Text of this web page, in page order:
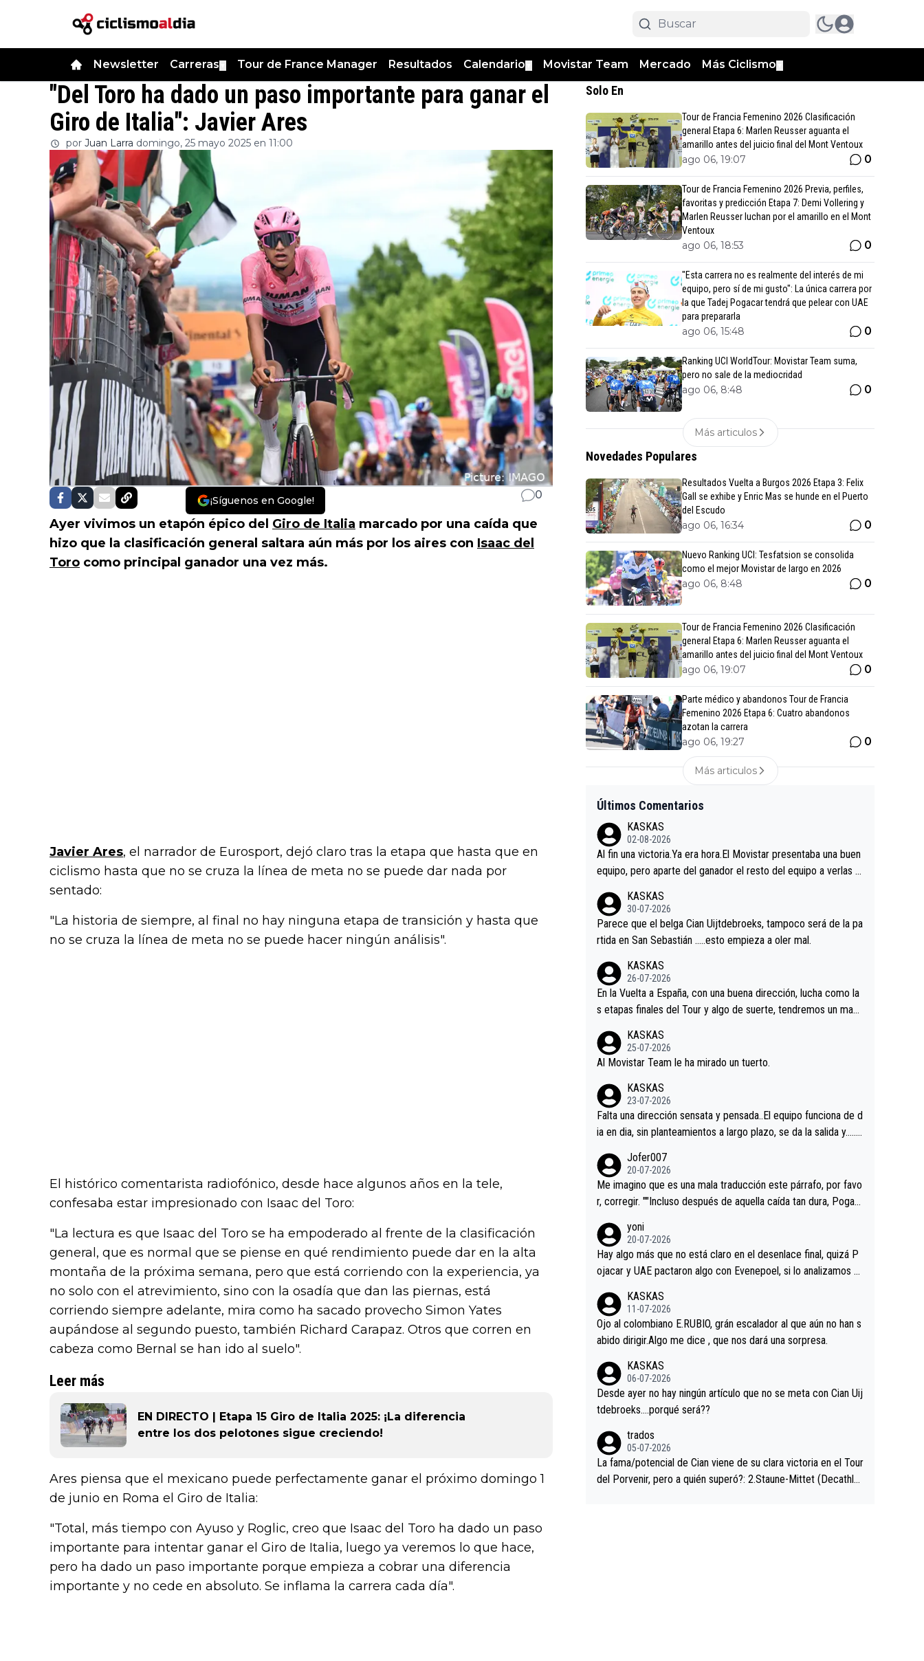
Newsletter Carreras Tour de France Manager Resultados Calendario Movistar Team Mercado Más Ciclismo
"Del Toro ha dado un paso importante para ganar el
Giro de Italia": Javier Ares
por Juan Larra domingo, 25 mayo 2025 en 11:00
¡Síguenos en Google! 0
Ayer vivimos un etapón épico del Giro de Italia marcado por una caída que
hizo que la clasificación general saltara aún más por los aires con Isaac del
Toro como principal ganador una vez más.
Javier Ares, el narrador de Eurosport, dejó claro tras la etapa que hasta que en
ciclismo hasta que no se cruza la línea de meta no se puede dar nada por
sentado:
"La historia de siempre, al final no hay ninguna etapa de transición y hasta que
no se cruza la línea de meta no se puede hacer ningún análisis".
El histórico comentarista radiofónico, desde hace algunos años en la tele,
confesaba estar impresionado con Isaac del Toro:
"La lectura es que Isaac del Toro se ha empoderado al frente de la clasificación
general, que es normal que se piense en qué rendimiento puede dar en la alta
montaña de la próxima semana, pero que está corriendo con la experiencia, ya
no solo con el atrevimiento, sino con la osadía que dan las piernas, está
corriendo siempre adelante, mira como ha sacado provecho Simon Yates
aupándose al segundo puesto, también Richard Carapaz. Otros que corren en
cabeza como Bernal se han ido al suelo".
Leer más
EN DIRECTO | Etapa 15 Giro de Italia 2025: ¡La diferencia
entre los dos pelotones sigue creciendo!
Ares piensa que el mexicano puede perfectamente ganar el próximo domingo 1
de junio en Roma el Giro de Italia:
"Total, más tiempo con Ayuso y Roglic, creo que Isaac del Toro ha dado un paso
importante para intentar ganar el Giro de Italia, luego ya veremos lo que hace,
pero ha dado un paso importante porque empieza a cobrar una diferencia
importante y no cede en absoluto. Se inflama la carrera cada día".
Solo En
Tour de Francia Femenino 2026 Clasificación
general Etapa 6: Marlen Reusser aguanta el
amarillo antes del juicio final del Mont Ventoux
ago 06, 19:07 0
Tour de Francia Femenino 2026 Previa, perfiles,
favoritas y predicción Etapa 7: Demi Vollering y
Marlen Reusser luchan por el amarillo en el Mont
Ventoux
ago 06, 18:53 0
"Esta carrera no es realmente del interés de mi
equipo, pero sí de mi gusto": La única carrera por
la que Tadej Pogacar tendrá que pelear con UAE
para prepararla
ago 06, 15:48 0
Ranking UCI WorldTour: Movistar Team suma,
pero no sale de la mediocridad
ago 06, 8:48 0
Más articulos
Novedades Populares
Resultados Vuelta a Burgos 2026 Etapa 3: Felix
Gall se exhibe y Enric Mas se hunde en el Puerto
del Escudo
ago 06, 16:34 0
Nuevo Ranking UCI: Tesfatsion se consolida
como el mejor Movistar de largo en 2026
ago 06, 8:48 0
Tour de Francia Femenino 2026 Clasificación
general Etapa 6: Marlen Reusser aguanta el
amarillo antes del juicio final del Mont Ventoux
ago 06, 19:07 0
Parte médico y abandonos Tour de Francia
Femenino 2026 Etapa 6: Cuatro abandonos
azotan la carrera
ago 06, 19:27 0
Más articulos
Últimos Comentarios
KASKAS
02-08-2026
Al fin una victoria.Ya era hora.El Movistar presentaba una buen
equipo, pero aparte del ganador el resto del equipo a verlas v
es.La única buena noticia es la mejoría de Enric Más en San S
ebastian.Si en la Vuelta a Burgos sigue la mejoría, podríamos t
ener alguna sorpresa en la Vuelta.Ojalá.
KASKAS
30-07-2026
Parece que el belga Cian Uijtdebroeks, tampoco será de la pa
rtida en San Sebastián …..esto empieza a oler mal.
KASKAS
26-07-2026
En la Vuelta a España, con una buena dirección, lucha como la
s etapas finales del Tour y algo de suerte, tendremos un magn
KASKAS
25-07-2026
Al Movistar Team le ha mirado un tuerto.
KASKAS
23-07-2026
Falta una dirección sensata y pensada..El equipo funciona de d
ia en dia, sin planteamientos a largo plazo, se da la salida y…..v
a, Minguez, Velez etc etc.Me da pena vivir estos momentos t
an tristes sin victorias.
Jofer007
20-07-2026
Me imagino que es una mala traducción este párrafo, por favo
r, corregir. ""Incluso después de aquella caída tan dura, Pogac
rd permaneció pegado a su rueda. Parecía increíble la forma
en la que era capaz de controlar el miedo", recordó."
yoni
20-07-2026
Hay algo más que no está claro en el desenlace final, quizá P
ojacar y UAE pactaron algo con Evenepoel, si lo analizamos P
casi sin pedalear, luego está el saludo con Evenepoel dándose
la mano de una manera muy fraternal, más allá de los típicos t
oques en el hombro con que saludaba a Vingegard. Ahí hubo u
o aprieta, a ver si por querer poner a Del Toro con calzador e
n posición de podio UAE y Pojacar se van complicar el tour.
KASKAS
11-07-2026
Ojo al colombiano E.RUBIO, grán escalador al que aún no han s
abido dirigir.Algo me dice , que nos dará una sorpresa.
KASKAS
06-07-2026
Desde ayer no hay ningún artículo que no se meta con Cian Uij
tdebroeks….porqué será??
trados
05-07-2026
La fama/potencial de Cian viene de su clara victoria en el Tour
del Porvenir, pero a quién superó?: 2.Staune-Mittet (Decathlo